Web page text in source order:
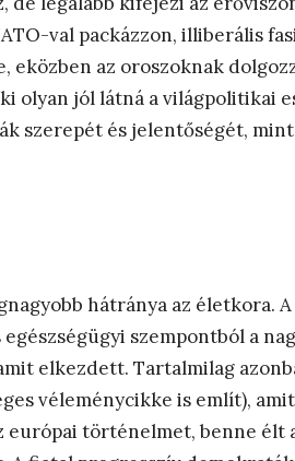
val packázzon, illiberális
eközben az oroszoknak
olyan jól látná a világpolitikai
szerepét és jelentőségét, mint
hátránya az életkora.
egészségügyi szempontból a
elkezdett. Tartalmilag
véleménycikke is említ),
európai történelmet, benne élt